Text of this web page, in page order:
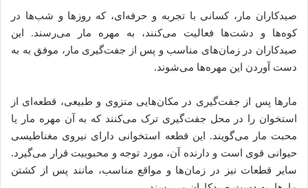
صیدکاران مار، کسانی با تجربه و حرفه‌ای، که روزها و شب‌ها در
کوه‌ها و دشت‌ها فعالیت می‌کنند، به مهره مار می‌رسند. این
صیدکاران در زمان‌های مناسب و پس از جفت‌گیری مار، موفق به به
دست آوردن این مهره‌ها می‌شوند.
مارها پس از جفت‌گیری در مکان‌هایی منزوی و طبیعی، قطعه‌ای از
استخوان را در محل جفت‌گیری ترک می‌کنند که به آن مهره مار یا
محبت مار می‌گویند. این قطعه استخوانی دارای نیروی مغناطیسی
حیوانی قوی است و دارنده آن، مورد توجه و محبوبیت قرار می‌گیرد.
سایر قطعات نیز در زمان‌ها و مواقع مناسب، مانند پس از کشتن